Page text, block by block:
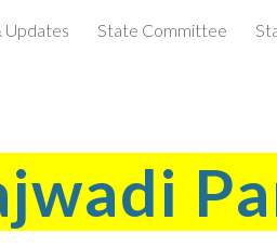
Skip to
Updates State Committee